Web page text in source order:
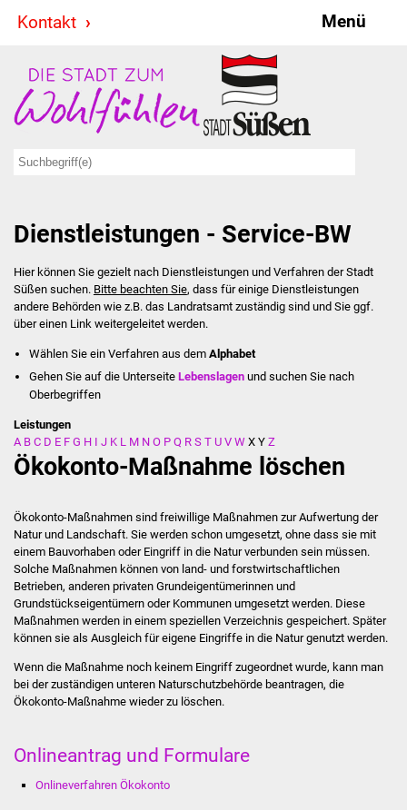
Kontakt Menü
Stadt & Politik
Bürgermeister
Ausschüsse
Ratsinformationssystem
Jugendbeirat
Summerrockfestival
Stadtverwaltung
Behördenwegweiser
Stellenangebote
Kontakt
Veröffentlichungen
Ortsrecht
FNP / Bebauungspläne
Dienstleistungen - Service-BW
Hier können Sie gezielt nach Dienstleistungen und Verfahren der Stadt
Süßen suchen. Bitte beachten Sie, dass für einige Dienstleistungen
andere Behörden wie z.B. das Landratsamt zuständig sind und Sie ggf.
über einen Link weitergeleitet werden.
Wählen Sie ein Verfahren aus dem Alphabet
Gehen Sie auf die UnterseiteLebenslagen und suchen Sie nach
Oberbegriffen
Leistungen
A B C D E F G H I J K L M N O P Q R S T U V W X Y Z
Ökokonto-Maßnahme löschen
Ökokonto-Maßnahmen sind freiwillige Maßnahmen zur Aufwertung der
Natur und Landschaft. Sie werden schon umgesetzt, ohne dass sie mit
einem Bauvorhaben oder Eingriff in die Natur verbunden sein müssen.
Solche Maßnahmen können von land- und forstwirtschaftlichen
Betrieben, anderen privaten Grundeigentümerinnen und
Grundstückseigentümern oder Kommunen umgesetzt werden. Diese
Maßnahmen werden in einem speziellen Verzeichnis gespeichert. Später
können sie als Ausgleich für eigene Eingriffe in die Natur genutzt werden.
Wenn die Maßnahme noch keinem Eingriff zugeordnet wurde, kann man
bei der zuständigen unteren Naturschutzbehörde beantragen, die
Ökokonto-Maßnahme wieder zu löschen.
Onlineantrag und Formulare
Onlineverfahren Ökokonto